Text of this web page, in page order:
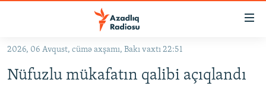
Əsas
qayıt
2026, 06 Avqust, cümə axşamı, Bakı vaxtı 22:51
Nüfuzlu mükafatın qalibi açıqlandı